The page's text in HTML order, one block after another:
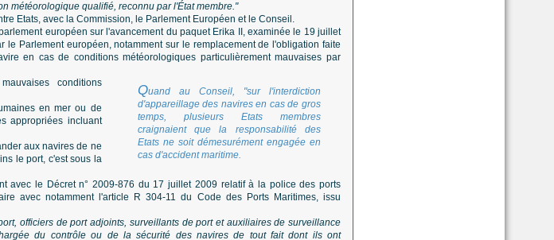
météorologique qualifié, reconnu par l'État membre."
Etats, avec la Commission, le Parlement Européen et le Conseil.
européen sur l'avancement du paquet Erika II, examinée le 19 juillet
Parlement européen, notamment sur le remplacement de l'obligation faite
en cas de conditions météorologiques particulièrement mauvaises par
Quand au Conseil, "sur l'interdiction
d'appareillage des navires en cas de gros
temps, plusieurs Etats membres
craignaient que la responsabilité des
Etats ne soit démesurément engagée en
cas d'accident maritime.
conditions
en mer ou de
appropriées incluant
aux navires de ne
le port, c'est sous la
avec le Décret n° 2009-876 du 17 juillet 2009 relatif à la police des ports
avec notamment l'article R 304-11 du Code des Ports Maritimes, issu
officiers de port adjoints, surveillants de port et auxiliaires de surveillance
du contrôle ou de la sécurité des navires de tout fait dont ils ont